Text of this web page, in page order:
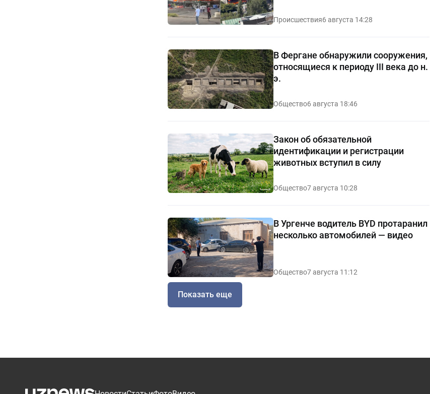
Происшествия6 августа 14:28
В Фергане обнаружили сооружения,
относящиеся к периоду III века до н.
э.
Общество6 августа 18:46
Закон об обязательной
идентификации и регистрации
животных вступил в силу
Общество7 августа 10:28
В Ургенче водитель BYD протаранил
несколько автомобилей — видео
Общество7 августа 11:12
Показать еще